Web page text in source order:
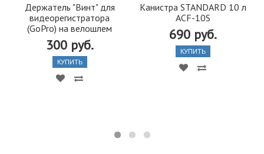
Держатель "Винт" для
видеорегистратора
(GoPro) на велошлем
300 руб.
КУПИТЬ
Канистра STANDARD 10 л
ACF-10S
690 руб.
КУПИТЬ